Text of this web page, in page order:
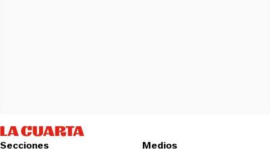
Secciones Medios